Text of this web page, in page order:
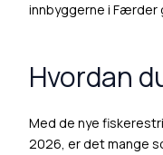
innbyggerne i Færder
Hvordan
Med de nye
2026, er det mange